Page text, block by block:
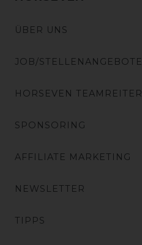
ÜBER UNS
JOB/STELLENANGEBOTE
HORSEVEN TEAMREITER
SPONSORING
AFFILIATE MARKETING
NEWSLETTER
TIPPS